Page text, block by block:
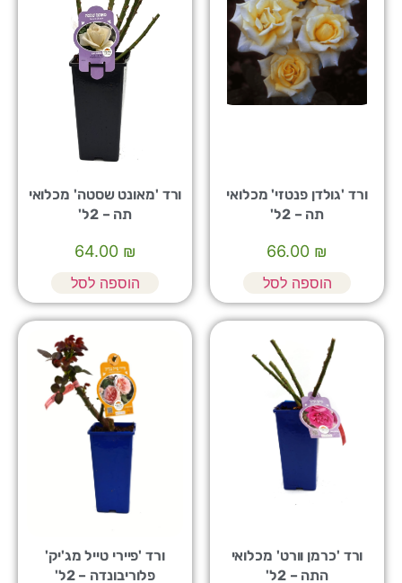
ורד 'גולדן פנטזי' מכלואי
תה – 2ל'
₪
הוספה לסל
ורד 'מאונט שסטה' מכלואי
תה – 2ל'
₪
64.00
הוספה לסל
ורד 'כרמן וורט' מכלואי
התה – 2ל'
ורד 'פיירי טייל מג'יק'
פלוריבונדה – 2ל'